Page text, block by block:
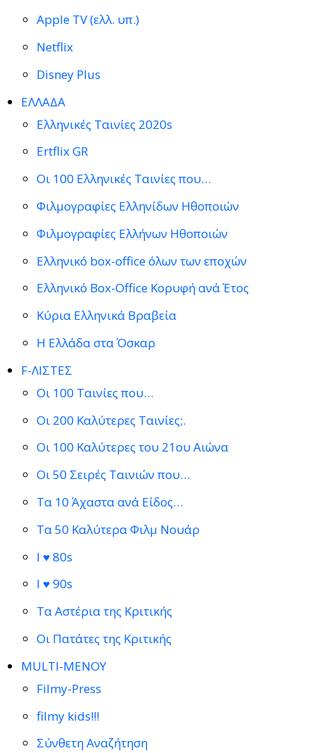
Apple TV (ελλ. υπ.)
Netflix
Disney Plus
ΕΛΛΑΔΑ
Ελληνικές Ταινίες 2020s
Ertflix GR
Οι 100 Ελληνικές Ταινίες που…
Φιλμογραφίες Ελληνίδων Ηθοποιών
Φιλμογραφίες Ελλήνων Ηθοποιών
Ελληνικό box-office όλων των εποχών
Ελληνικό Box-Office Κορυφή ανά Έτος
Κύρια Ελληνικά Βραβεία
Η Ελλάδα στα Όσκαρ
F-ΛΙΣΤΕΣ
Οι 100 Ταινίες που…
Οι 200 Καλύτερες Ταινίες;.
Οι 100 Καλύτερες του 21ου Αιώνα
Οι 50 Σειρές Ταινιών που…
Τα 10 Άχαστα ανά Είδος…
Τα 50 Καλύτερα Φιλμ Νουάρ
I ♥ 80s
I ♥ 90s
Τα Αστέρια της Κριτικής
Οι Πατάτες της Κριτικής
MULTI-ΜΕΝΟΥ
Filmy-Press
filmy kids!!!
Σύνθετη Αναζήτηση